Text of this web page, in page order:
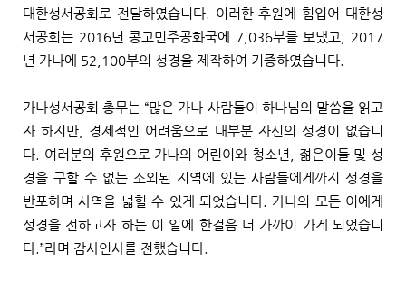
대한성서공회로 전달하였습니다. 이러한 후원에 힘입어 대한성
서공회는 2016년 콩고민주공화국에 7,036부를 보냈고 , 2017
년 가나에
52,100부의 성경을 제작하여 기증하였습니다.
가나성서공회 총무는 “많은 가나 사람들이 하나님의 말씀을 읽고
자 하지만
경제적인 어려움으로 대부분 자신의 성경이 없습니
다. 여러분의 후원으로 가나의 어린이와 청소년
젊은이들 및 성
경을 구할 수 없는 소외된 지역에 있는 사람들에게까지 성경을
반포하며 사역을 넓힐 수 있게 되었습니다. 가나의 모든 이에게
성경을 전하고자 하는 이 일에 한걸음 더 가까이 가게 되었습니
다.”라며 감사인사를 전했습니다.